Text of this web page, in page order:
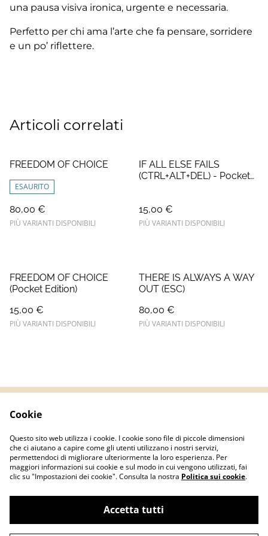
una pausa visiva ironica, urgente e necessaria.
Perfetto per chi ama l’arte che fa pensare, sorridere
e un po’ riflettere.
Articoli correlati
FREEDOM OF CHOICE
ESAURITO
80,00 €
PIÙ VARIANTI DISPONIBILI
IF ALL ELSE FAILS
(CTRL+ALT+DEL) - Pocket
15,00 €
PIÙ VARIANTI DISPONIBILI
FREEDOM OF CHOICE
(Pocket Edition)
15,00 €
PIÙ VARIANTI DISPONIBILI
THERE IS ALWAYS A WAY
OUT (ESC)
80,00 €
PIÙ VARIANTI DISPONIBILI
Termini e Condizioni
privacy
Politica sui Cookie
Contatti
©2026Basementshop.it | P.IVA IT04067420127
Cookie
Questo sito web utilizza i cookie. I cookie sono file di piccole dimensioni
che ci aiutano a capire come gli utenti utilizzano i nostri servizi,
permettendoci di migliorare ulteriormente la loro esperienza. Per
maggiori informazioni sui cookie e sul modo in cui vengono utilizzati, fai
clic su "Impostazioni dei cookie". Consulta la nostra Politica sui cookie.
Accetta tutti